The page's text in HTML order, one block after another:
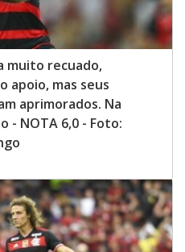
muito recuado,
apoio, mas seus
aprimorados. Na
- NOTA 6,0 - Foto: